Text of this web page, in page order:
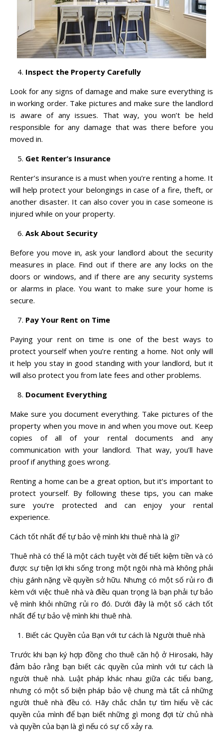
Inspect the Property Carefully
Look for any signs of damage and make sure everything is
in working order. Take pictures and make sure the landlord
is aware of any issues. That way, you won’t be held
responsible for any damage that was there before you
moved in.
Get Renter’s Insurance
Renter’s insurance is a must when you’re renting a home. It
will help protect your belongings in case of a fire, theft, or
another disaster. It can also cover you in case someone is
injured while on your property.
Ask About Security
Before you move in, ask your landlord about the security
measures in place. Find out if there are any locks on the
doors or windows, and if there are any security systems
or alarms in place. You want to make sure your home is
secure.
Pay Your Rent on Time
Paying your rent on time is one of the best ways to
protect yourself when you’re renting a home. Not only will
it help you stay in good standing with your landlord, but it
will also protect you from late fees and other problems.
Document Everything
Make sure you document everything. Take pictures of the
property when you move in and when you move out. Keep
copies of all of your rental documents and any
communication with your landlord. That way, you’ll have
proof if anything goes wrong.
Renting a home can be a great option, but it’s important to
protect yourself. By following these tips, you can make
sure you’re protected and can enjoy your rental
experience.
Cách tốt nhất để tự bảo vệ mình khi thuê nhà là gì?
Thuê nhà có thể là một cách tuyệt vời để tiết kiệm tiền và có
được sự tiện lợi khi sống trong một ngôi nhà mà không phải
chịu gánh nặng về quyền sở hữu. Nhưng có một số rủi ro đi
kèm với việc thuê nhà và điều quan trọng là bạn phải tự bảo
vệ mình khỏi những rủi ro đó. Dưới đây là một số cách tốt
nhất để tự bảo vệ mình khi thuê nhà.
Biết các Quyền của Bạn với tư cách là Người thuê nhà
Trước khi bạn ký hợp đồng cho thuê căn hộ ở Hirosaki, hãy
đảm bảo rằng bạn biết các quyền của mình với tư cách là
người thuê nhà. Luật pháp khác nhau giữa các tiểu bang,
nhưng có một số biện pháp bảo vệ chung mà tất cả những
người thuê nhà đều có. Hãy chắc chắn tự tìm hiểu về các
quyền của mình để bạn biết những gì mong đợi từ chủ nhà
và quyền của bạn là gì nếu có sự cố xảy ra.